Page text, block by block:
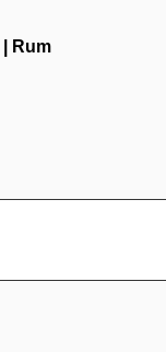
Rum